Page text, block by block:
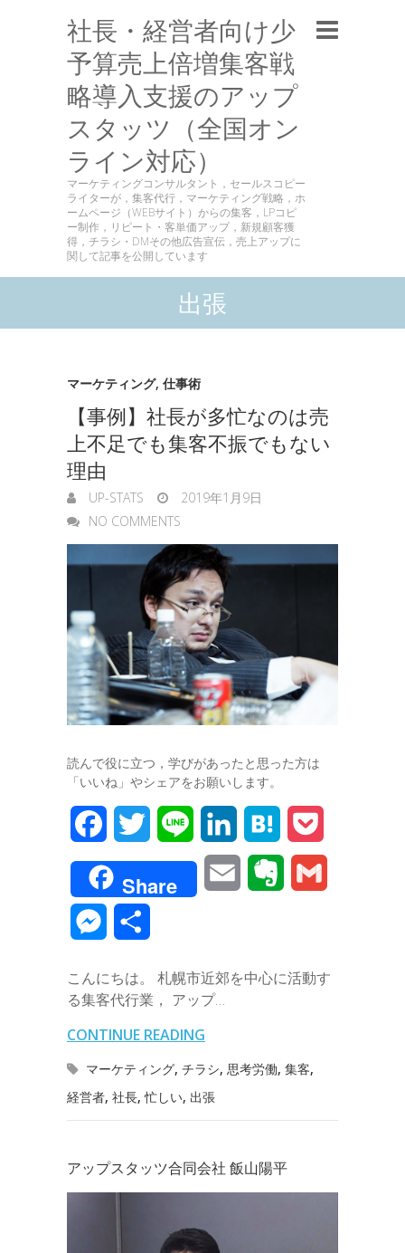
社長・経営者向け少
予算売上倍増集客戦
略導入支援のアップ
スタッツ（全国オン
ライン対応）
マーケティングコンサルタント，セールスコピー
ライターが，集客代行，マーケティング戦略，ホ
ームページ（WEBサイト）からの集客，LPコピ
ー制作，リピート・客単価アップ，新規顧客獲
得，チラシ・DMその他広告宣伝，売上アップに
関して記事を公開しています
出張
マーケティング, 仕事術
【事例】社長が多忙なのは売
上不足でも集客不振でもない
理由
UP-STATS
2019年1月9日
NO COMMENTS
読んで役に立つ，学びがあったと思った方は
「いいね」やシェアをお願いします。
a
c
e
b
o
o
k
w
i
e
r
i
n
i
n
n
a
t
o
c
e
Share
i
r
e
i
s
s
e
n
e
こんにちは。 札幌市近郊を中心に活動す
る集客代行業， アップ…
CONTINUE READING
マーケティング, チラシ, 思考労働, 集客,
経営者, 社長,忙しい, 出張
アップスタッツ合同会社 飯山陽平